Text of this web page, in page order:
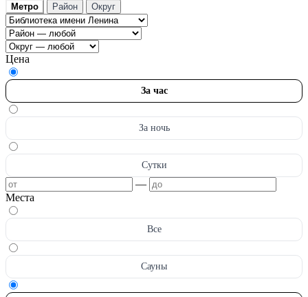
Метро Район Округ
Цена
За час
За ночь
Сутки
—
Места
Все
Сауны